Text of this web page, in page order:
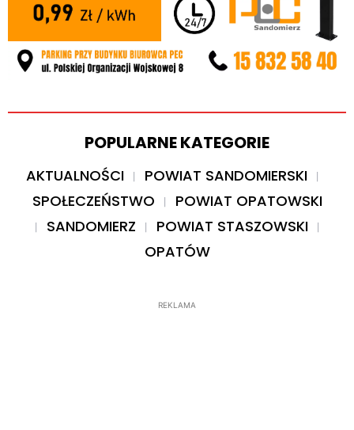
POPULARNE KATEGORIE
AKTUALNOŚCI
POWIAT SANDOMIERSKI
SPOŁECZEŃSTWO
POWIAT OPATOWSKI
SANDOMIERZ
POWIAT STASZOWSKI
OPATÓW
REKLAMA